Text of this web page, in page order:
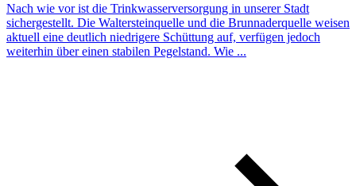
Nach wie vor ist die Trinkwasserversorgung in unserer Stadt
sichergestellt. Die Waltersteinquelle und die Brunnaderquelle weisen
aktuell eine deutlich niedrigere Schüttung auf, verfügen jedoch
weiterhin über einen stabilen Pegelstand. Wie ...